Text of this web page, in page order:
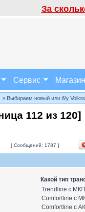
За
Сервис Магазин
» Выбираем новый или б/у
112 из 120]
[ Сообщений: 1787 ]
Какой тип
Trendline с
Comfortline с
Comfortline с